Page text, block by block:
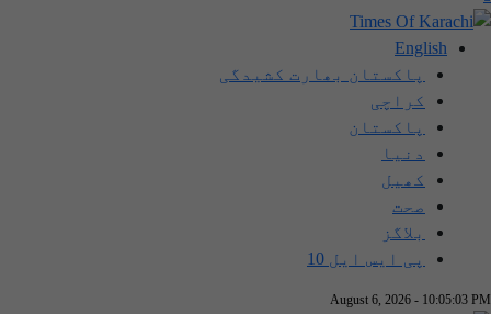
English
پاکستان بھارت کشیدگی
کراچی
پاکستان
دنیا
کھیل
صحت
بلاگز
پی ایس ایل 10
August 6, 2026 - 10:05:03 PM